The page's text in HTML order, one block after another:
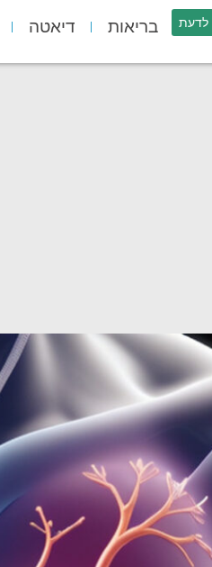
לדעת בריאות דיאטה